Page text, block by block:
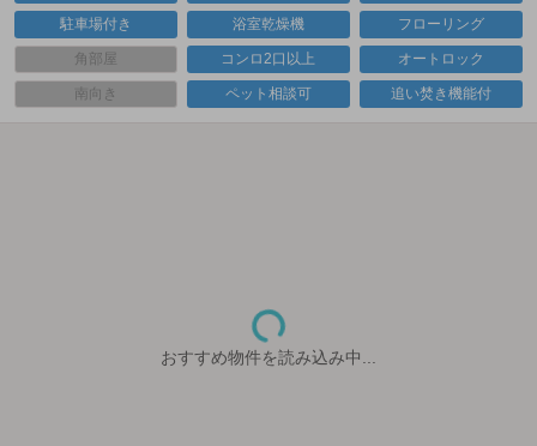
駐車場付き 浴室乾燥機 フローリング
角部屋 コンロ2口以上 オートロック
南向き ペット相談可 追い焚き機能付
おすすめ物件を読み込み中...